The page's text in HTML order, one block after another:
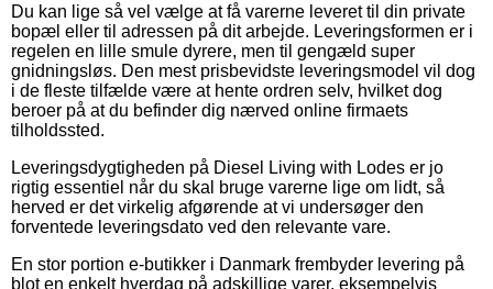
Du kan lige så vel vælge at få varerne leveret til din private
bopæl eller til adressen på dit arbejde. Leveringsformen er i
regelen en lille smule dyrere, men til gengæld super
gnidningsløs. Den mest prisbevidste leveringsmodel vil dog
i de fleste tilfælde være at hente ordren selv, hvilket dog
beroer på at du befinder dig nærved online firmaets
tilholdssted.
Leveringsdygtigheden på Diesel Living with Lodes er jo
rigtig essentiel når du skal bruge varerne lige om lidt, så
herved er det virkelig afgørende at vi undersøger den
forventede leveringsdato ved den relevante vare.
En stor portion e-butikker i Danmark frembyder levering på
blot en enkelt hverdag på adskillige varer, eksempelvis